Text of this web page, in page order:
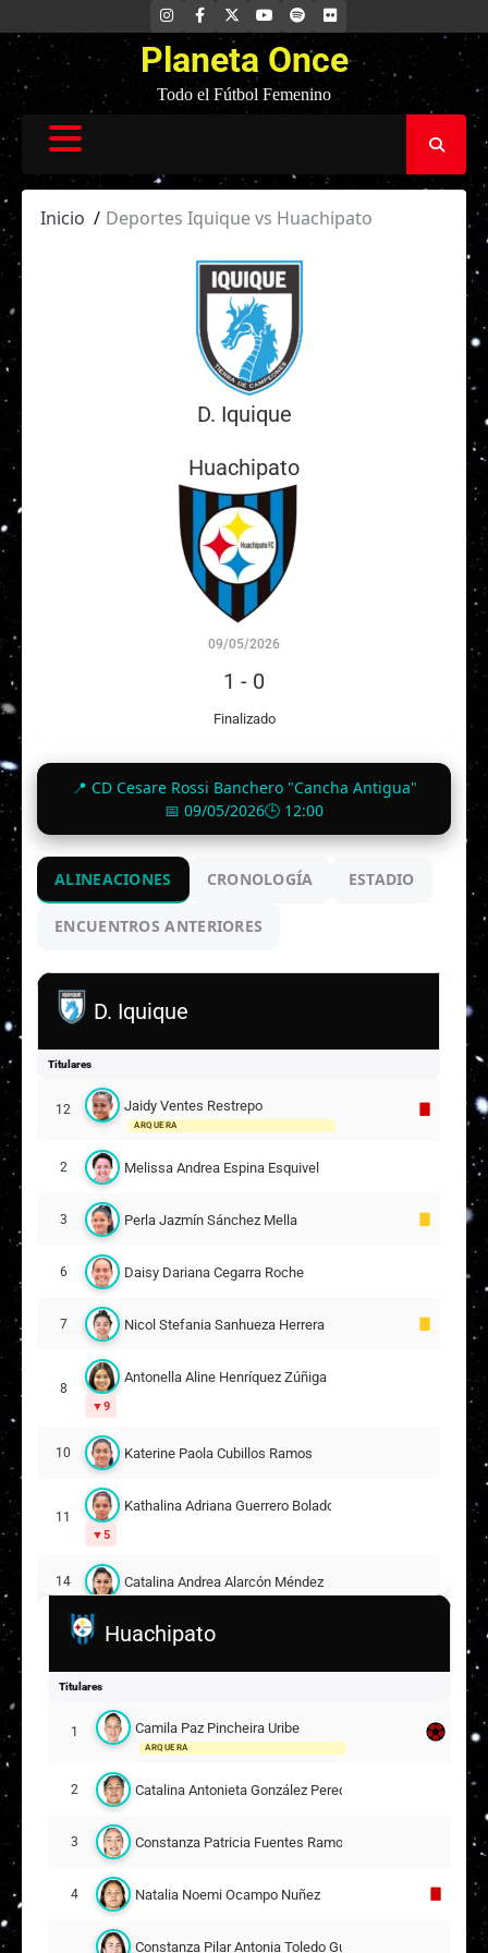
al
contenido
INSTAGRAM
FACEBOOK YOUTUBE
SPOTIFYFLICKR
Planeta Once
Todo el Fútbol Femenino
Inicio Deportes Iquique vs Huachipato
D. Iquique
Huachipato
09/05/2026
1 - 0
Finalizado
📍 CD Cesare Rossi Banchero "Cancha Antigua"
📅 09/05/2026🕒 12:00
ALINEACIONES CRONOLOGÍA ESTADIO
ENCUENTROS ANTERIORES
D. Iquique
Titulares
12 Jaidy Ventes Restrepo
ARQUERA
2 Melissa Andrea Espina Esquivel
3 Perla Jazmín Sánchez Mella
6 Daisy Dariana Cegarra Roche
7 Nicol Stefania Sanhueza Herrera
8
Antonella Aline Henríquez Zúñiga
9
10 Katerine Paola Cubillos Ramos
11
Kathalina Adriana Guerrero Bolados
5
14 Catalina Andrea Alarcón Méndez
Santana Marie Pressley
18
Suplentes
17
Geraldine Muriel Salazar Lagos
11
Huachipato
Titulares
1 Camila Paz Pincheira Uribe
ARQUERA
2 Catalina Antonieta González Peredo
3 Constanza Patricia Fuentes Ramos
4 Natalia Noemi Ocampo Nuñez
Constanza Pilar Antonia Toledo Guzmán